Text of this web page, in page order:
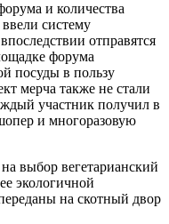
и количества
систему
отправятся
форума
посуды в пользу
мерча также не стали
участник получил в
и многоразовую
выбор вегетарианский
экологичной
на скотный двор